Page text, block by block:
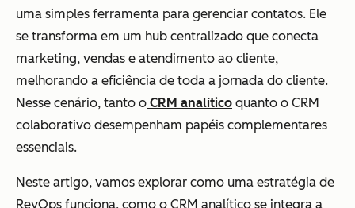
uma simples ferramenta para gerenciar contatos. Ele
se transforma em um hub centralizado que conecta
marketing, vendas e atendimento ao cliente,
melhorando a eficiência de toda a jornada do cliente.
Nesse cenário, tanto o CRM analítico quanto o CRM
colaborativo desempenham papéis complementares
essenciais.
Neste artigo, vamos explorar como uma estratégia de
RevOps funciona, como o CRM analítico se integra a